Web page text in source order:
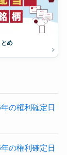
め
の権利確定日
の権利確定日